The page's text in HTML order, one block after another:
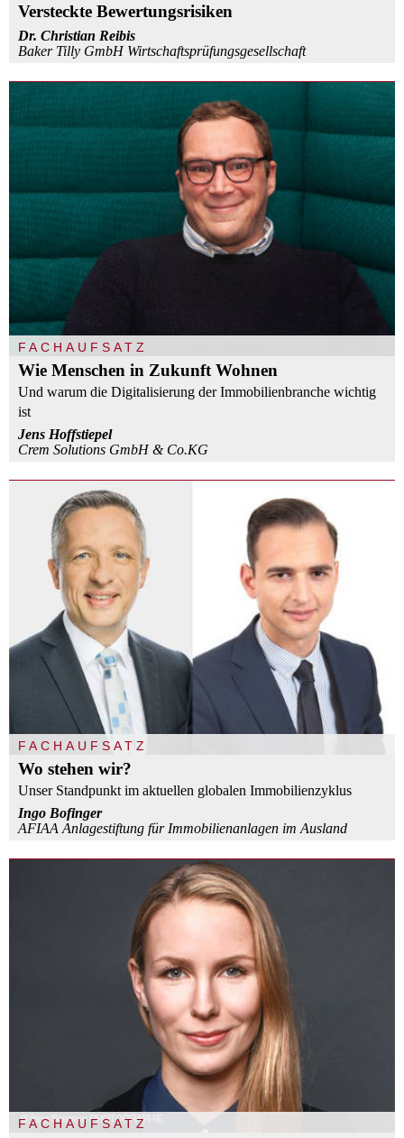
Versteckte Bewertungsrisiken
Dr. Christian Reibis
Baker Tilly GmbH Wirtschaftsprüfungsgesellschaft
FACHAUFSATZ
Wie Menschen in Zukunft Wohnen
Und warum die Digitalisierung der Immobilienbranche wichtig
ist
Jens Hoffstiepel
Crem Solutions GmbH & Co.KG
FACHAUFSATZ
Wo stehen wir?
Unser Standpunkt im aktuellen globalen Immobilienzyklus
Ingo Bofinger
AFIAA Anlagestiftung für Immobilienanlagen im Ausland
FACHAUFSATZ